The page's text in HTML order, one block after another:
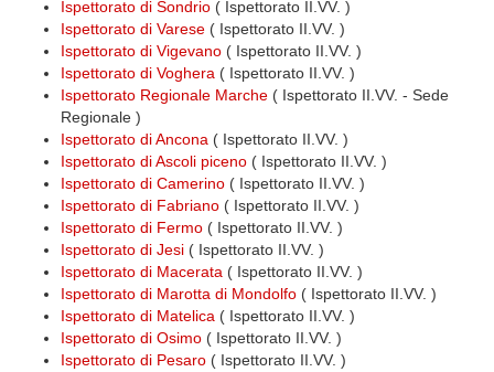
Ispettorato di Sondrio ( Ispettorato II.VV. )
Ispettorato di Varese ( Ispettorato II.VV. )
Ispettorato di Vigevano ( Ispettorato II.VV. )
Ispettorato di Voghera ( Ispettorato II.VV. )
Ispettorato Regionale Marche ( Ispettorato II.VV. - Sede
Regionale )
Ispettorato di Ancona ( Ispettorato II.VV. )
Ispettorato di Ascoli piceno ( Ispettorato II.VV. )
Ispettorato di Camerino ( Ispettorato II.VV. )
Ispettorato di Fabriano ( Ispettorato II.VV. )
Ispettorato di Fermo ( Ispettorato II.VV. )
Ispettorato di Jesi ( Ispettorato II.VV. )
Ispettorato di Macerata ( Ispettorato II.VV. )
Ispettorato di Marotta di Mondolfo ( Ispettorato II.VV. )
Ispettorato di Matelica ( Ispettorato II.VV. )
Ispettorato di Osimo ( Ispettorato II.VV. )
Ispettorato di Pesaro ( Ispettorato II.VV. )